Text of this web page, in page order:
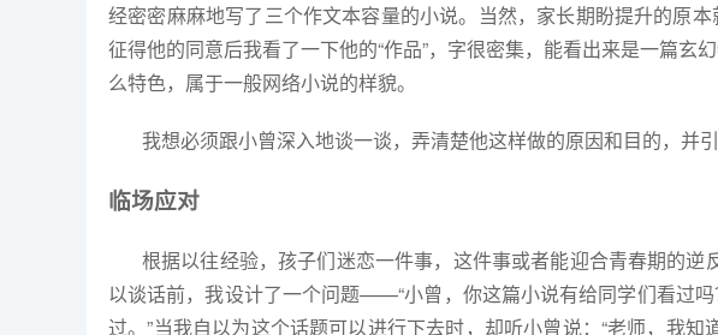
经密密麻麻地写了三个作文本容量的小说。当然，家长期盼提升的原
征得他的同意后我看了一下他的“作品”，字很密集，能看出来是一篇玄
么特色，属于一般网络小说的样貌。
我想必须跟小曾深入地谈一谈，弄清楚他这样做的原因和目的，并
临场应对
根据以往经验，孩子们迷恋一件事，这件事或者能迎合青春期的
以谈话前，我设计了一个问题——“小曾，你这篇小说有给同学们看过
过。”当我自以为这个话题可以进行下去时，却听小曾说：“老师，我知